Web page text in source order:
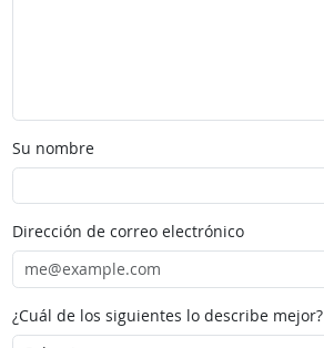
Su nombre
Dirección de correo electrónico
¿Cuál de los siguientes lo describe mejor?